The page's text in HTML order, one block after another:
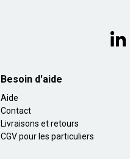
Besoin d'aide
Aide
Contact
Livraisons et retours
CGV pour les particuliers